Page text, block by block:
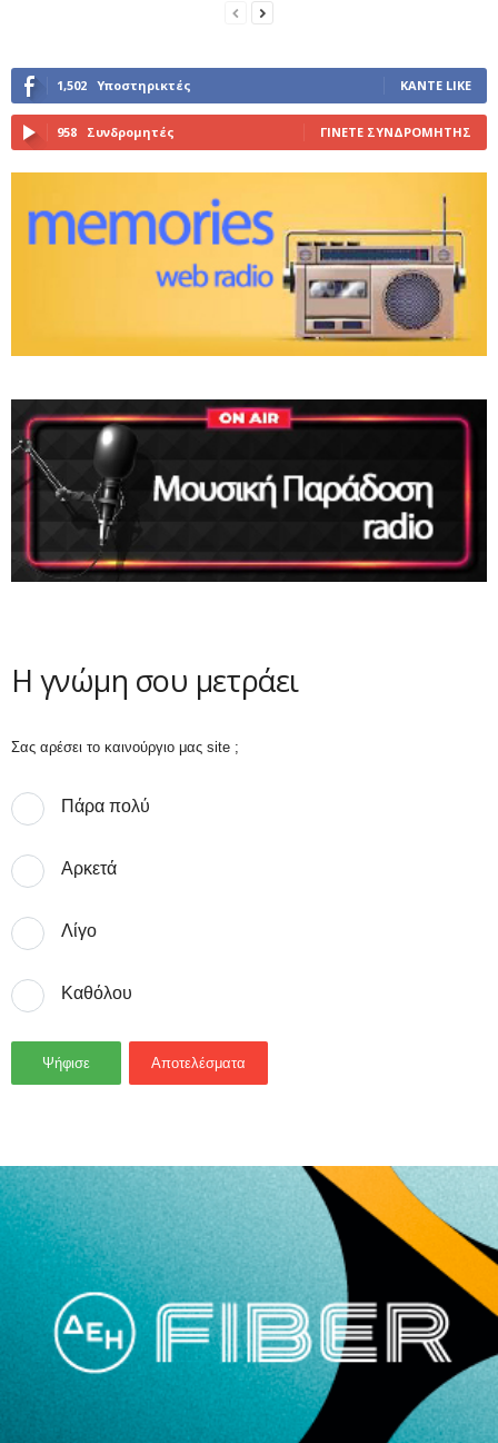
1,502 Υποστηρικτές ΚΆΝΤΕ LIKE
958 Συνδρομητές ΓΊΝΕΤΕ ΣΥΝΔΡΟΜΗΤΉΣ
Η γνώμη σου μετράει
Σας αρέσει το καινούργιο μας site ;
Πάρα πολύ
Αρκετά
Λίγο
Καθόλου
Ψήφισε Αποτελέσματα
- Advertisement -